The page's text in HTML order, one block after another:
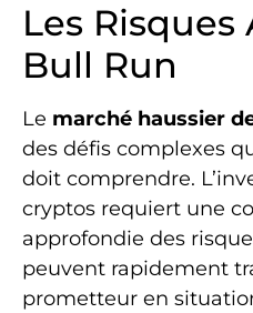
Les Risques
Bull Run
Le marché haussier
des défis complexes
doit comprendre.
cryptos requiert une
approfondie des
peuvent rapidement
prometteur en